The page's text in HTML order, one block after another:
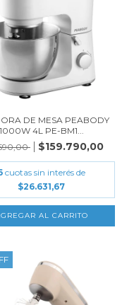
DE MESA PEABODY
1000W 4L PE-BM1...
$159.790,00
cuotas sin interés de
$26.631,67